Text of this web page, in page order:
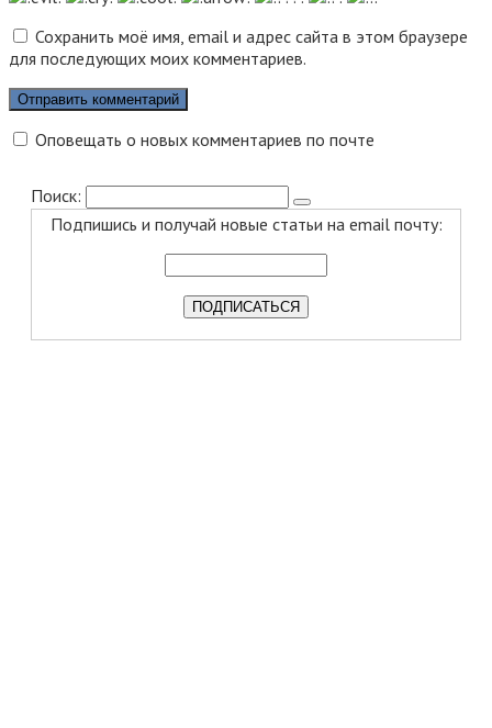
Сохранить моё имя, email и адрес сайта в этом браузере
для последующих моих комментариев.
Оповещать о новых комментариев по почте
Поиск:
Подпишись и получай новые статьи на email почту: